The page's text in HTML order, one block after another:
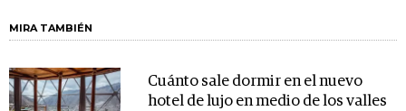
MIRA TAMBIÉN
Cuánto sale dormir en el nuevo
hotel de lujo en medio de los valles